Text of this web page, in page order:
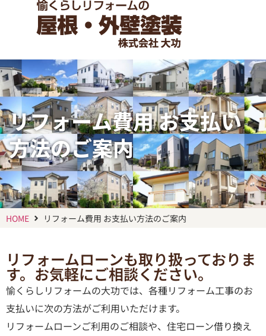
リフォーム費用 お支払い
方法のご案内
HOME リフォーム費用 お支払い方法のご案内
リフォームローンも取り扱っておりま
す。お気軽にご相談ください。
愉くらしリフォームの大功では、各種リフォーム工事のお
支払いに次の方法がご利用いただけます。
リフォームローンご利用のご相談や、住宅ローン借り換え